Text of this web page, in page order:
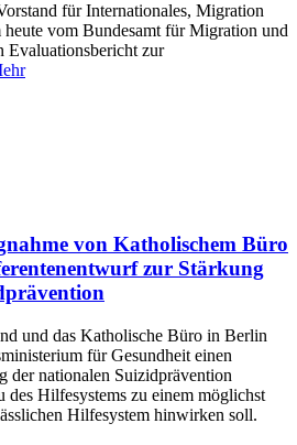
für Internationales, Migration
vom Bundesamt für Migration und
Evaluationsbericht zur
von Katholischem Büro
zur Stärkung
und das Katholische Büro in Berlin
für Gesundheit einen
der nationalen Suizidprävention
des Hilfesystems zu einem möglichst
Hilfesystem hinwirken soll.